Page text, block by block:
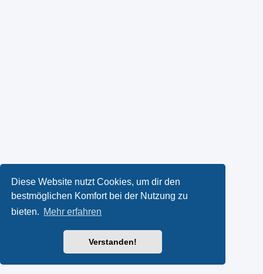
Diese Website nutzt Cookies, um dir den
bestmöglichen Komfort bei der Nutzung zu
bieten. Mehr erfahren
Verstanden!